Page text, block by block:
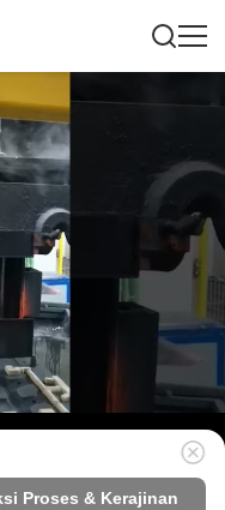
Proses & Kerajinan